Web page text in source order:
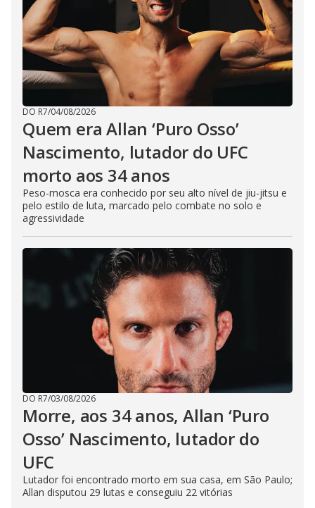
DO R7/04/08/2026
Quem era Allan ‘Puro Osso’
Nascimento, lutador do UFC
morto aos 34 anos
Peso-mosca era conhecido por seu alto nível de jiu-jitsu e
pelo estilo de luta, marcado pelo combate no solo e
agressividade
DO R7/03/08/2026
Morre, aos 34 anos, Allan ‘Puro
Osso’ Nascimento, lutador do
UFC
Lutador foi encontrado morto em sua casa, em São Paulo;
Allan disputou 29 lutas e conseguiu 22 vitórias